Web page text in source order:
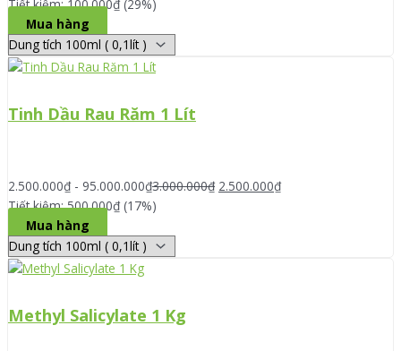
Tiết kiệm: 100.000₫ (29%)
Mua hàng
Tinh Dầu Rau Răm 1 Lít
2.500.000₫- 95.000.000₫3.000.000₫ 2.500.000₫
Tiết kiệm: 500.000₫ (17%)
Mua hàng
Methyl Salicylate 1 Kg